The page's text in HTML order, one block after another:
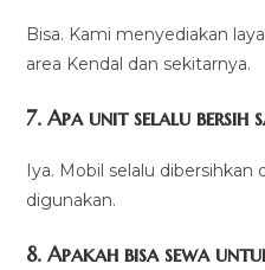
Bisa. Kami menyediakan
area Kendal dan sekitarnya.
7. Apa unit selalu bersih
Iya. Mobil selalu dibersihkan
digunakan.
8. Apakah bisa sewa